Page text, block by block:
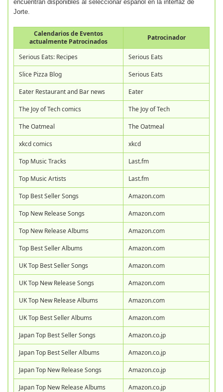
encuentran disponibles al seleccionar español en la interfaz de
Jorte.
Calendarios de Eventos
actualmente Patrocinados
Patrocinador
Serious Eats: Recipes Serious Eats
Slice Pizza Blog Serious Eats
Eater Restaurant and Bar news Eater
The Joy of Tech comics The Joy of Tech
The Oatmeal The Oatmeal
xkcd comics xkcd
Top Music Tracks Last.fm
Top Music Artists Last.fm
Top Best Seller Songs Amazon.com
Top New Release Songs Amazon.com
Top New Release Albums Amazon.com
Top Best Seller Albums Amazon.com
UK Top Best Seller Songs Amazon.com
UK Top New Release Songs Amazon.com
UK Top New Release Albums Amazon.com
UK Top Best Seller Albums Amazon.com
Japan Top Best Seller Songs Amazon.co.jp
Japan Top Best Seller Albums Amazon.co.jp
Japan Top New Release Songs Amazon.co.jp
Japan Top New Release Albums Amazon.co.jp